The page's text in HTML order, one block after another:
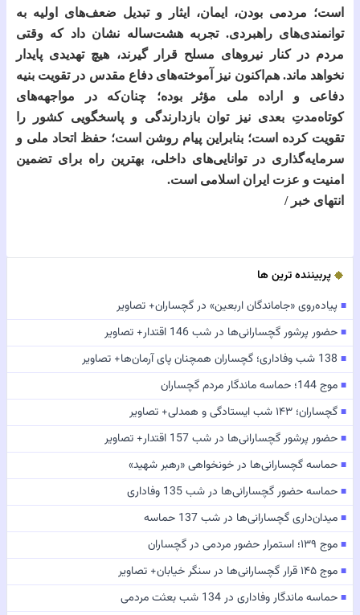
است؛ مردمی بودن، ایمان، ایثار و تبدیل ضعف‌های اولیه به
توانمندی‌های راهبردی. تجربه هشت‌ساله نشان داد که وقتی
مردم در کنار نیروهای مسلح قرار گیرند، هیچ تهدیدی پایدار
نخواهد ماند. هم‌اکنون نیز آموخته‌های دفاع مقدس در تقویت بنیه
دفاعی و اراده ملی مؤثر بوده؛ چنان‌که در مواجهه‌های
کوتاه‌مدتِ بعدی نیز توان بازدارندگی و پاسخگویی کشور را
تقویت کرده است؛ بنابراین پیام روشن است؛ حفظ اتحاد ملی و
سرمایه‌گذاری در توانایی‌های داخلی، بهترین راه برای تضمین
امنیت و عزت ایران اسلامی است.
انتهای خبر /
پربیننده ترین ها
■ پیاده‌روی «جاماندگان اربعین» در گچساران+ تصاویر
■ حضور پرشور گچسارانی‌ها در شب 146 اقتدار+ تصاویر
■ 138 شب وفاداری؛ گچساران همچنان پای آرمان‌ها+ تصاویر
■ موج 144؛ حماسه ماندگار مردم گچساران
■ گچساران؛ ۱۴۳ شب ایستادگی و همدلی+ تصاویر
■ حضور پرشور گچسارانی‌ها در شب 157 اقتدار+ تصاویر
■ حماسه گچسارانی‌ها در خونخواهی «رهبر شهید»
■ حماسه حضور گچسارانی‌ها در شب 135 وفاداری
■ میدان‌داری گچسارانی‌ها در شب 137 حماسه
■ موج ۱۳۹؛ استمرار حضور مردمی در گچساران
■ موج ۱۴۵ قرار گچسارانی‌ها در سنگر خیابان+ تصاویر
■ حماسه ماندگار وفاداری در 134 شب بعثت مردمی